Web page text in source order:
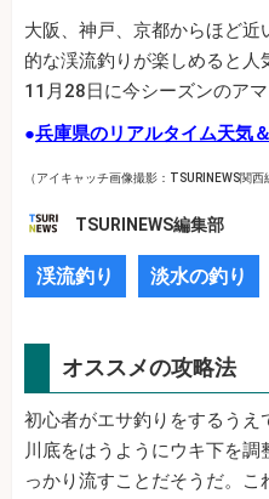
大阪、神戸、京都からほど
的な渓流釣りが楽しめると人
11月28日に今シーズンのア
●兵庫県のリアルタイム天気
（アイキャッチ画像撮影：TSURINEWS関西
TSURINEWS編集部
渓流釣り 淡水の釣り
オススメの攻略法
初心者がエサ釣りをするう
川底をはうようにウキ下を
っかり流すことだそうだ。